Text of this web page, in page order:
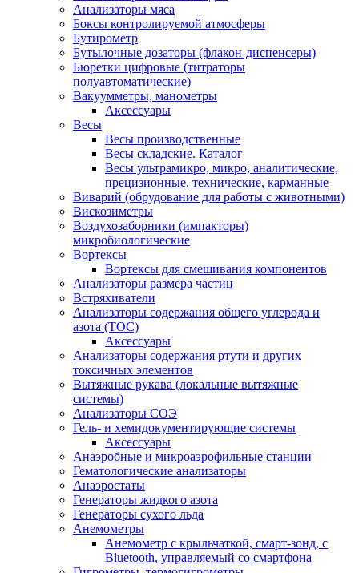
Анализаторы мяса
Боксы контролируемой атмосферы
Бутирометр
Бутылочные дозаторы (флакон-диспенсеры)
Бюретки цифровые (титраторы
полуавтоматические)
Вакуумметры, манометры
Аксессуары
Весы
Весы производственные
Весы складские. Каталог
Весы ультрамикро, микро, аналитические,
прецизионные, технические, карманные
Виварий (обрудование для работы с животными)
Вискозиметры
Воздухозаборники (импакторы)
микробиологические
Вортексы
Вортексы для смешивания компонентов
Анализаторы размера частиц
Встряхиватели
Анализаторы содержания общего углерода и
азота (ТОС)
Аксессуары
Анализаторы содержания ртути и других
токсичных элементов
Вытяжные рукава (локальные вытяжные
системы)
Анализаторы СОЭ
Гель- и хемидокументирующие системы
Аксессуары
Анаэробные и микроаэрофильные станции
Гематологические анализаторы
Анаэростаты
Генераторы жидкого азота
Генераторы сухого льда
Анемометры
Анемометр с крыльчаткой, смарт-зонд, с
Bluetooth, управляемый со смартфона